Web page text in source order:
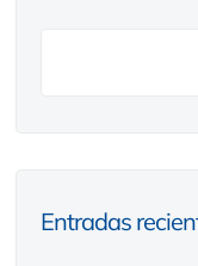
Entradas